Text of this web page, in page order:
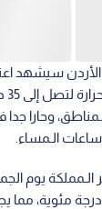
سيشهد
وحارا جدا
الـمساء.
الـمملكة يوم
درجات الحرارة إلى 36